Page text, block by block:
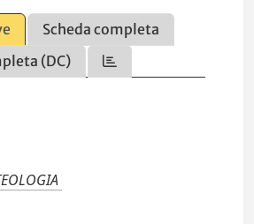
Scheda completa
(DC)